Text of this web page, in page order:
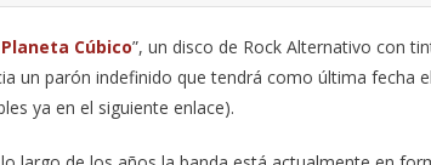
Planeta Cúbico”, un disco de Rock Alternativo con
un parón indefinido que tendrá como última fecha
ya en el siguiente enlace).